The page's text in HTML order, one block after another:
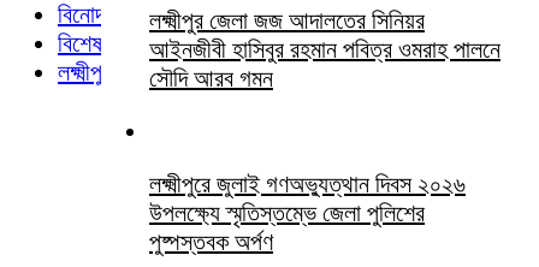
লক্ষ্মীপুর জেলা জজ আদালতের সিনিয়র
আইনজীবী হাসিবুর রহমান পবিত্র ওমরাহ পালনে
সৌদি আরব গমন
লক্ষ্মীপুরে জুলাই গণঅভ্যুত্থান দিবস ২০২৬
উপলক্ষ্যে স্মৃতিস্তম্ভে জেলা পুলিশের
পুষ্পস্তবক অর্পণ
বিনোদন
বিশেষ প্রতিবেদন
লক্ষ্মীপুর সংবাদ